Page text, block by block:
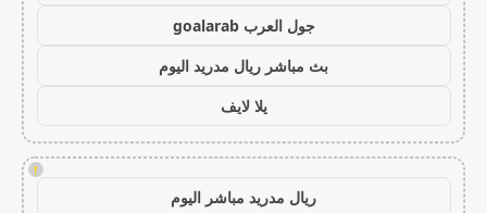
جول العرب goalarab
بث مباشر ريال مدريد اليوم
يلا لايف
!
ريال مدريد مباشر اليوم